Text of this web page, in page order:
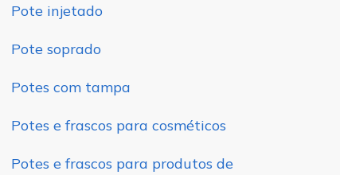
Pote injetado
Pote soprado
Potes com tampa
Potes e frascos para cosméticos
Potes e frascos para produtos de